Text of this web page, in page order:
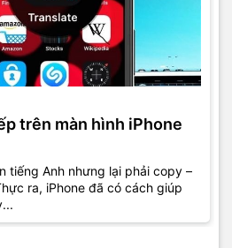
trên màn hình iPhone
tiếng Anh nhưng lại phải copy –
ra, iPhone đã có cách giúp